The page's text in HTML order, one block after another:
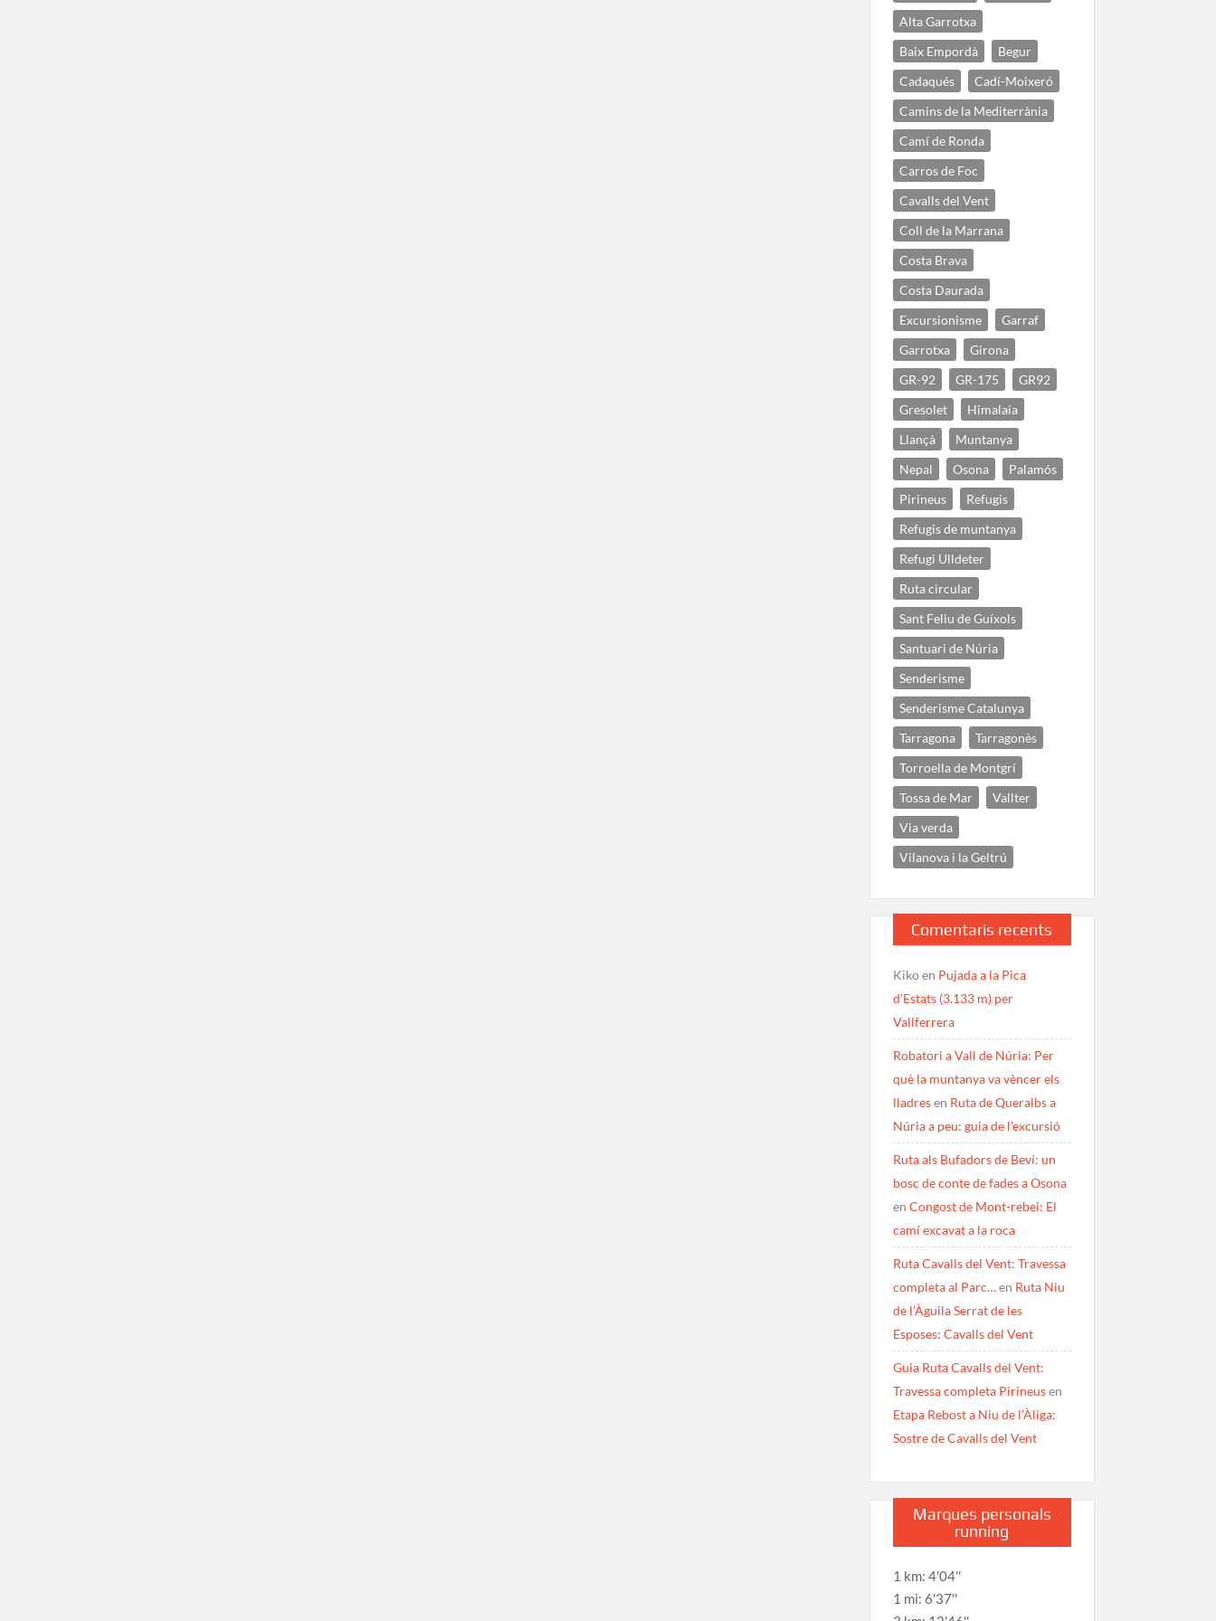
Alta Garrotxa
Baix Empordà
Begur
Cadaqués
Cadí-Moixeró
Camins de la Mediterrània
Camí de Ronda
Carros de Foc
Cavalls del Vent
Coll de la Marrana
Costa Brava
Costa Daurada
Excursionisme
Garraf
Garrotxa
Girona
GR-92
GR-175
GR92
Gresolet
Himalaia
Llançà
Muntanya
Nepal
Osona
Palamós
Pirineus
Refugis
Refugis de muntanya
Refugi Ulldeter
Ruta circular
Sant Feliu de Guíxols
Santuari de Núria
Senderisme
Senderisme Catalunya
Tarragona
Tarragonès
Torroella de Montgrí
Tossa de Mar
Vallter
Via verda
Vilanova i la Geltrú
Comentaris recents
Kikoen Pujada a la Pica
d’Estats (3.133 m) per
Vallferrera
Robatori a Vall de Núria: Per
què la muntanya va vèncer els
lladresen Ruta de Queralbs a
Núria a peu: guia de l’excursió
Ruta als Bufadors de Beví: un
bosc de conte de fades a Osona
en Congost de Mont-rebei: El
camí excavat a la roca
Ruta Cavalls del Vent: Travessa
completa al Parc…en Ruta Niu
de l’Àguila Serrat de les
Esposes: Cavalls del Vent
Guia Ruta Cavalls del Vent:
Travessa completa Pirineusen
Etapa Rebost a Niu de l’Àliga:
Sostre de Cavalls del Vent
Marques personals
running
1 km: 4'04''
1 mi: 6'37''